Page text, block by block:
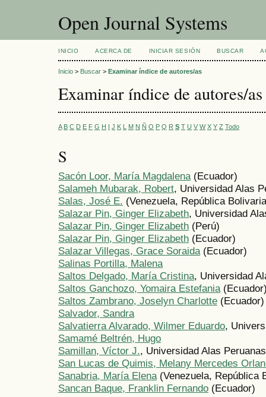
Open Journal Systems
INICIO ACERCA DE INICIAR SESIÓN BUSCAR
Inicio > Buscar > Examinar índice de autores/as
Examinar índice de autores/as
A B C D E F G H I J K L M N Ñ O P Q R S T U V W X Y Z Todo
S
Sacón Loor, María Magdalena(Ecuador)
Salameh Mubarak, Robert, Universidad Alas
Salas, José E. (Venezuela, República
Salazar Pin, Ginger Elizabeth, Universidad
Salazar Pin, Ginger Elizabeth (Perú)
Salazar Pin, Ginger Elizabeth (Ecuador)
Salazar Villegas, Grace Soraida(Ecuador)
Salinas Portilla, Malena
Saltos Delgado, María Cristina, Universidad
Saltos Ganchozo, Yomaira Estefania
Saltos Zambrano, Joselyn Charlotte (Ecuador)
Salvador, Sandra
Salvatierra Alvarado, Wilmer Eduardo,
Samamé Beltrén, Hugo
Samillan, Víctor J., Universidad Alas
San Lucas de Quimis, Melany Mercedes
Sanabria, María Elena(Venezuela, República
Sancan Baque, Franklin Fernando (Ecuador)